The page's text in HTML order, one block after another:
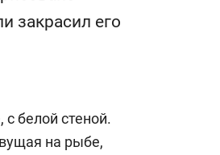
закрасил его
белой стеной.
на рыбе,